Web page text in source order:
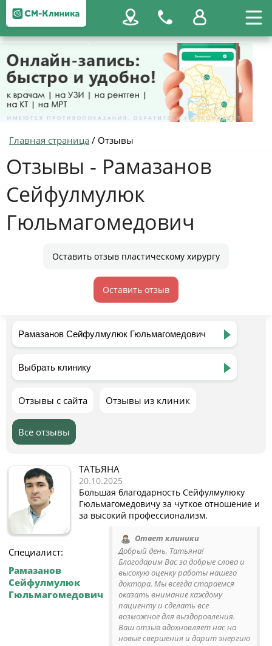
Главная страница / Отзывы
Отзывы - Рамазанов
Сейфулмулюк
Гюльмагомедович
Оставить отзыв пластическому хирургу
Оставить отзыв
Отзывы с сайта Отзывы из клиник
Все отзывы
Специалист:
Рамазанов
Сейфулмулюк
Гюльмагомедович
ТАТЬЯНА
20.10.2025
Большая благодарность Сейфулмулюку
Гюльмагомедовичу за чуткое отношение и
за высокий профессионализм.
Ответ клиники
Добрый день, Татьяна!
Благодарим Вас за добрые слова и
высокую оценку работы нашего
доктора. Мы всегда стараемся
оказать внимание каждому
пациенту и сделать все
возможное для выздоровления.
Ваш отзыв вдохновляет нас на
новые свершения и дарит энергию